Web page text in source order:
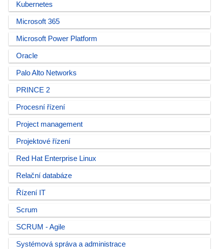
Kubernetes
Microsoft 365
Microsoft Power Platform
Oracle
Palo Alto Networks
PRINCE 2
Procesní řízení
Project management
Projektové řízení
Red Hat Enterprise Linux
Relační databáze
Řízení IT
Scrum
SCRUM - Agile
Systémová správa a administrace